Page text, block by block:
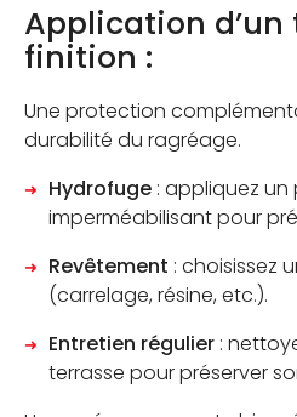
Application
finition :
Une protection
durabilité du ragréage.
Hydrofuge : appliquez
imperméabilisant pour
Revêtement : choisissez
(carrelage, résine, etc.).
Entretien régulier :
terrasse pour préserver